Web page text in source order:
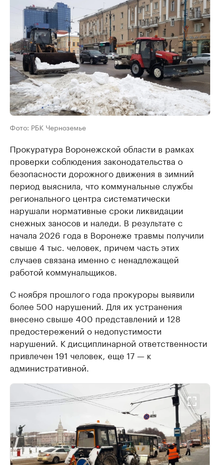
Фото: РБК Черноземье
Прокуратура Воронежской области в рамках
проверки соблюдения законодательства о
безопасности дорожного движения в зимний
период выяснила, что коммунальные службы
регионального центра систематически
нарушали нормативные сроки ликвидации
снежных заносов и наледи. В результате с
начала 2026 года в Воронеже травмы получили
свыше 4 тыс. человек, причем часть этих
случаев связана именно с ненадлежащей
работой коммунальщиков.
С ноября прошлого года прокуроры выявили
более 500 нарушений. Для их устранения
внесено свыше 400 представлений и 128
предостережений о недопустимости
нарушений. К дисциплинарной ответственности
привлечен 191 человек, еще 17 — к
административной.